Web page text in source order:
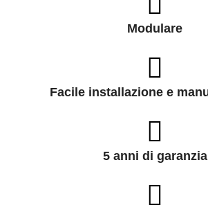
Modulare
Facile installazione e
5 anni di garanzia